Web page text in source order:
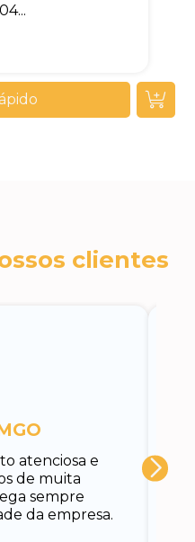
clientes
atenciosa e
de muita
sempre
da empresa.